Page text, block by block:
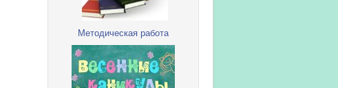
Методическая работа